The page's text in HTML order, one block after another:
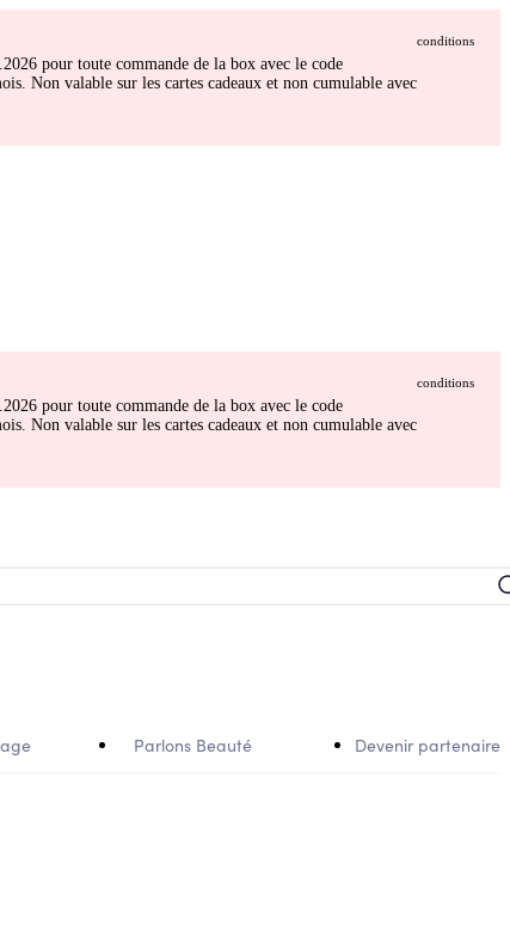
conditions
pour toute commande de la box avec le code
Non valable sur les cartes cadeaux et non cumulable avec
conditions
pour toute commande de la box avec le code
Non valable sur les cartes cadeaux et non cumulable avec
Parlons Beauté Devenir partenaire